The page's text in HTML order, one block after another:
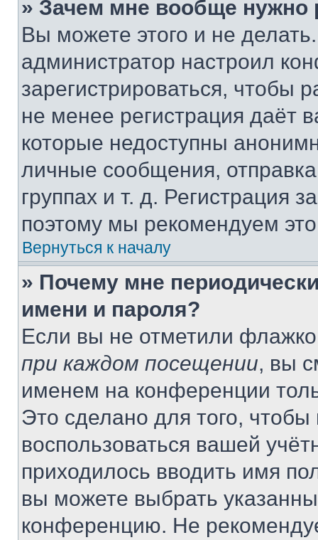
» Зачем мне вообще нужно
Вы можете этого и не
администратор настроил
зарегистрироваться, чтобы
не менее регистрация даёт
которые недоступны
личные сообщения,
группах и т. д. Регистрация
поэтому мы рекомендуем
Вернуться к началу
» Почему мне
имени и пароля?
Если вы не отметили
при каждом посещении, вы
именем на конференции
Это сделано для того, чтобы
воспользоваться вашей
приходилось вводить имя
вы можете выбрать
конференцию. Не